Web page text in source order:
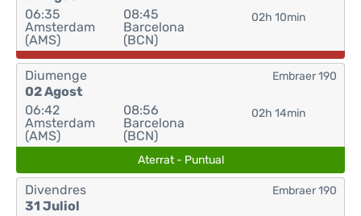
06:35
Amsterdam
(AMS)
08:45
Barcelona
(BCN)
02h 10min
Diumenge
02 Agost
06:42
Amsterdam
(AMS)
08:56
Barcelona
(BCN)
02h 14min
Embraer 190
Aterrat - Puntual
Divendres
31 Juliol
Embraer 190